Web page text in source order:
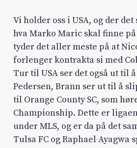
Vi holder oss i USA, og der
hva Marko Maric skal finne
tyder det aller meste på at
forlenger kontrakta si med
Tur til USA ser det også ut til
Pedersen, Brann ser ut til å
til Orange County SC, som
Championship. Dette er
under MLS, og er da på det
Tulsa FC og Raphael Ayagwa